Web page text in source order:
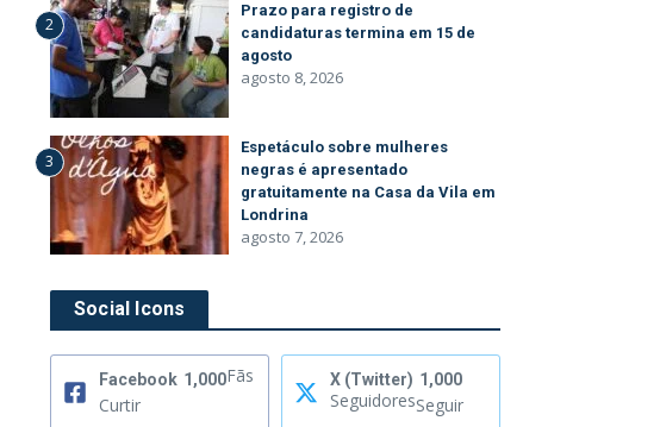
2
Prazo para registro de
candidaturas termina em 15 de
agosto
agosto 8, 2026
3
Espetáculo sobre mulheres
negras é apresentado
gratuitamente na Casa da Vila em
Londrina
agosto 7, 2026
Social Icons
Facebook 1,000Fãs
Curtir
X (Twitter) 1,000
SeguidoresSeguir